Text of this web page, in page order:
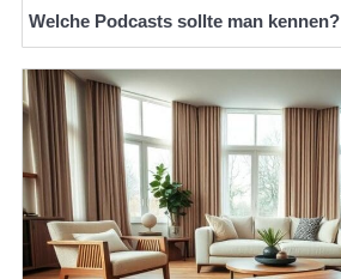
Welche Podcasts sollte man kennen?